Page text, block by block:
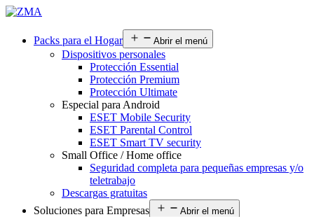
Packs para el Hogar Abrir el menú
Dispositivos personales
Protección Essential
Protección Premium
Protección Ultimate
Especial para Android
ESET Mobile Security
ESET Parental Control
ESET Smart TV security
Small Office / Home office
Seguridad completa para pequeñas empresas y/o
teletrabajo
Descargas gratuitas
Soluciones para Empresas
Abrir el menú